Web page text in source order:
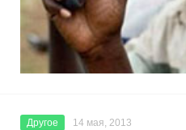
Другое 14 мая, 2013